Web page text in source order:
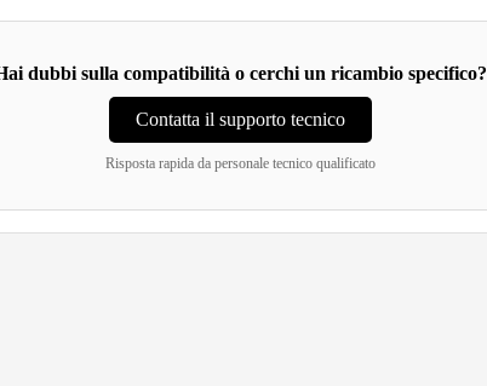
dubbi sulla compatibilità o cerchi un ricambio specifico?
Contatta il supporto tecnico
Risposta rapida da personale tecnico qualificato